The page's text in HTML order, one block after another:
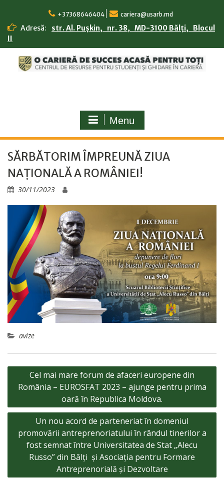
content
+37368646404 cariera@usarb.md
Adresă:
str. Al. Pușkin, nr. 38, MD-3100 Bălți, Blocul
II
Menu
SĂRBĂTORIM ÎMPREUNĂ ZIUA
NAȚIONALĂ A ROMÂNIEI!
30/11/2023
avize
Navigare
Cel mai mare forum de afaceri europene din
România – EUROSFAT 2023 – ajunge pentru prima
oară în Republica Moldova.
Un nou acord de parteneriat în domeniul
promovării antreprenoriatului în rândul tinerilor a
fost semnat între Universitatea de Stat „Alecu
Russo” din Bălți și Asociația pentru Formare
Antreprenorială și Dezvoltare